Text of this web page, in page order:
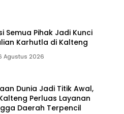
Semua Pihak Jadi Kunci
Karhutla di Kalteng
Agustus 2026
Dunia Jadi Titik Awal,
Perluas Layanan
Daerah Terpencil